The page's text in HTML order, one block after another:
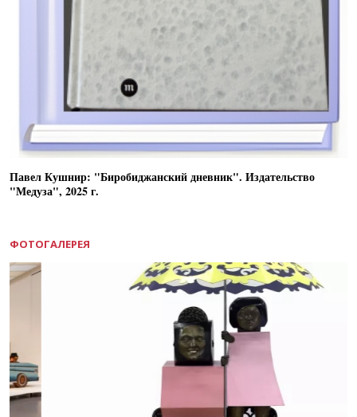
Павел Кушнир: "Биробиджанский дневник". Издательство
"Медуза", 2025 г.
ФОТОГАЛЕРЕЯ